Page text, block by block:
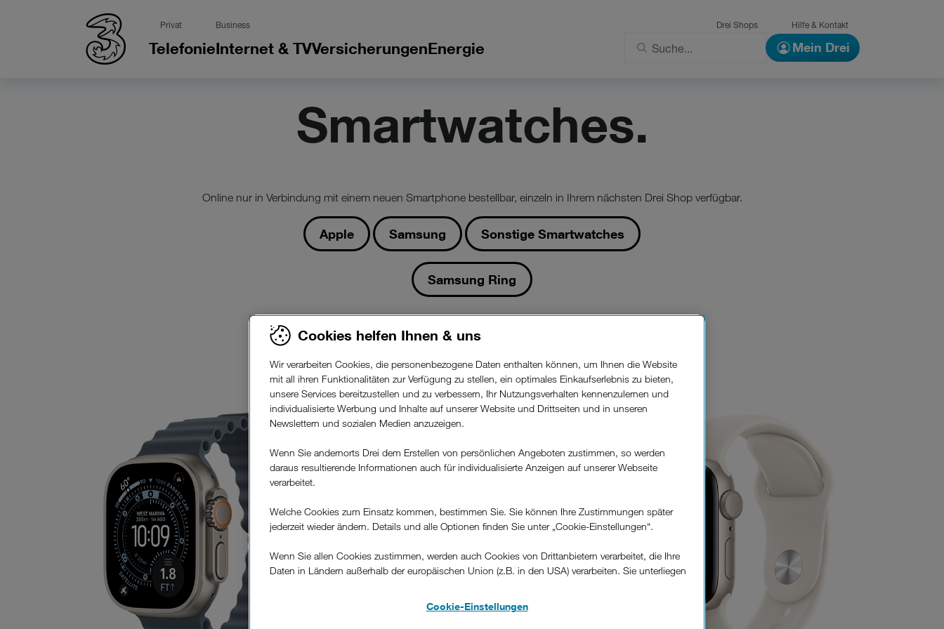
Privat Business Drei Shops Hilfe & Kontakt
TelefonieInternet & TVVersicherungenEnergie Mein Drei
Smartwatches.
Online nur in Verbindung mit einem neuen Smartphone bestellbar, einzeln in Ihrem nächsten Drei Shop verfügbar.
Apple Samsung Sonstige Smartwatches
Samsung Ring
Apple.
Zu den iPhones
Cookies helfen Ihnen & uns
Wir verarbeiten Cookies, die personenbezogene Daten enthalten können, um Ihnen die Website
mit all ihren Funktionalitäten zur Verfügung zu stellen, ein optimales Einkaufserlebnis zu bieten,
unsere Services bereitzustellen und zu verbessern, Ihr Nutzungsverhalten kennenzulernen und
individualisierte Werbung und Inhalte auf unserer Website und Drittseiten und in unseren
Newslettern und sozialen Medien anzuzeigen.
Wenn Sie andernorts Drei dem Erstellen von persönlichen Angeboten zustimmen, so werden
daraus resultierende Informationen auch für individualisierte Anzeigen auf unserer Webseite
verarbeitet.
Welche Cookies zum Einsatz kommen, bestimmen Sie. Sie können Ihre Zustimmungen später
jederzeit wieder ändern. Details und alle Optionen finden Sie unter „Cookie-Einstellungen“.
Wenn Sie allen Cookies zustimmen, werden auch Cookies von Drittanbietern verarbeitet, die Ihre
Daten in Ländern außerhalb der europäischen Union (z.B. in den USA) verarbeiten. Sie unterliegen
Cookie-Einstellungen